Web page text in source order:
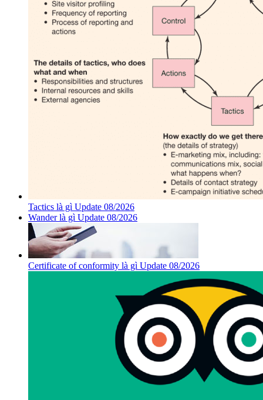
Tactics là gì Update 08/2026
Wander là gì Update 08/2026
Certificate of conformity là gì Update 08/2026